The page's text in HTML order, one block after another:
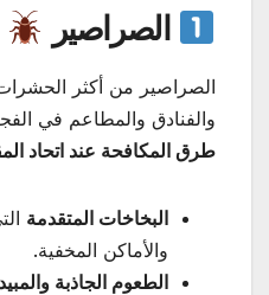
الصراصير
الصراصير من أكثر
والفنادق والمطاعم في
طرق المكافحة عند اتحاد
البخاخات المتقدمة
والأماكن المخفية.
الطعوم الجاذبة